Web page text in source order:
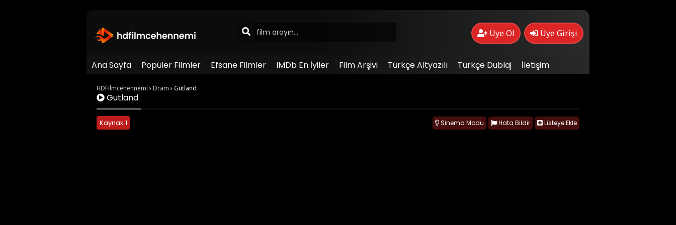
Üye Ol Üye Girişi
Ana Sayfa Popüler Filmler Efsane Filmler IMDb En İyiler Film Arşivi Türkçe Altyazılı Türkçe Dublaj İletişim
HDFilmcehennemi › Dram › Gutland
Gutland
Kaynak 1 Listeye Ekle
Hata Bildir
Sinema Modu